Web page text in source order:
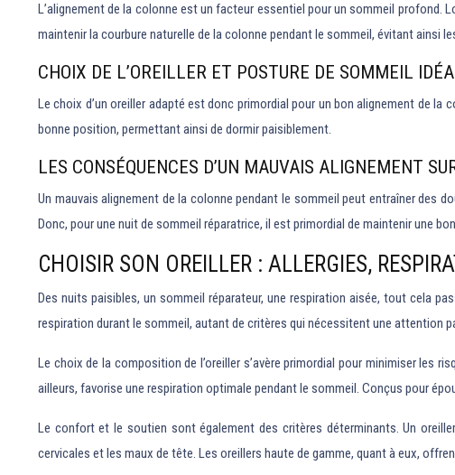
L’alignement de la colonne est un facteur essentiel pour un sommeil profond.
maintenir la courbure naturelle de la colonne pendant le sommeil, évitant ainsi
CHOIX DE L’OREILLER ET POSTURE DE SOMMEIL
Le choix d’un oreiller adapté est donc primordial pour un bon alignement de la
bonne position, permettant ainsi de dormir paisiblement.
LES CONSÉQUENCES D’UN MAUVAIS ALIGNEMENT
Un mauvais alignement de la colonne pendant le sommeil peut entraîner des
Donc, pour une nuit de sommeil réparatrice, il est primordial de maintenir une
CHOISIR SON OREILLER : ALLERGIES,
Des nuits paisibles, un sommeil réparateur, une respiration aisée, tout cela
respiration durant le sommeil, autant de critères qui nécessitent une attention
Le choix de la composition de l’oreiller s’avère primordial pour minimiser les
ailleurs, favorise une respiration optimale pendant le sommeil. Conçus pour
Le confort et le soutien sont également des critères déterminants. Un
cervicales et les maux de tête. Les oreillers haute de gamme, quant à eux,